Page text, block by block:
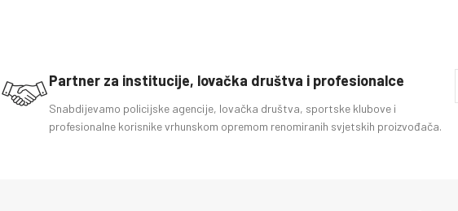
Partner za institucije, lovačka društva i profesionalce
Snabdijevamo policijske agencije, lovačka društva, sportske klubove i
profesionalne korisnike vrhunskom opremom renomiranih svjetskih proizvođača.